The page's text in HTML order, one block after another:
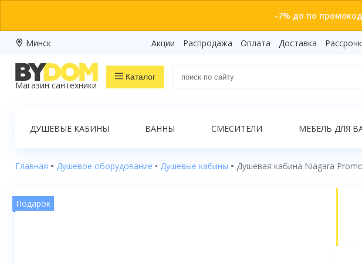
-7% до по
Минск Акции Распродажа Оплата Доставка
Магазин сантехники
Каталог
Распродажа
Ванны
ДУШЕВЫЕ КАБИНЫ ВАННЫ СМЕСИТЕЛИ МЕБЕЛЬ ДЛЯ
Главная Душевое оборудование Душевые кабины Душевая кабина Niagara
Подарок